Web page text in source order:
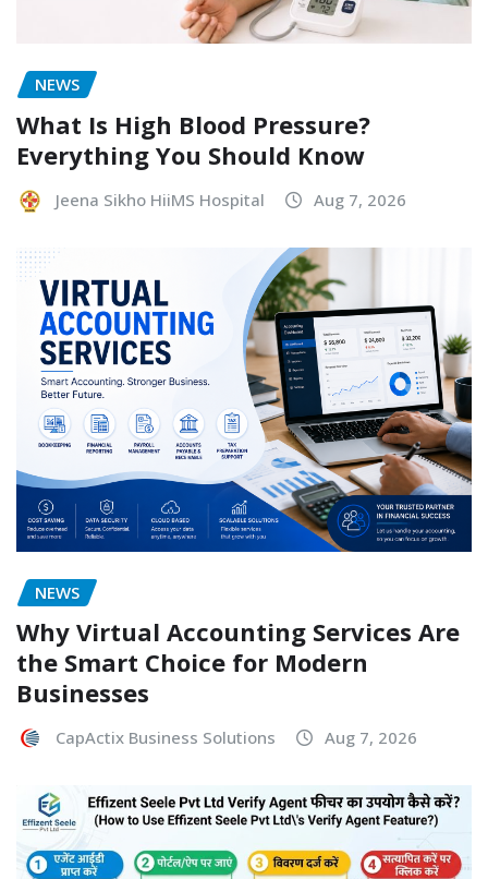
NEWS
What Is High Blood Pressure?
Everything You Should Know
Jeena Sikho HiiMS Hospital Aug 7, 2026
NEWS
Why Virtual Accounting Services Are
the Smart Choice for Modern
Businesses
CapActix Business Solutions Aug 7, 2026